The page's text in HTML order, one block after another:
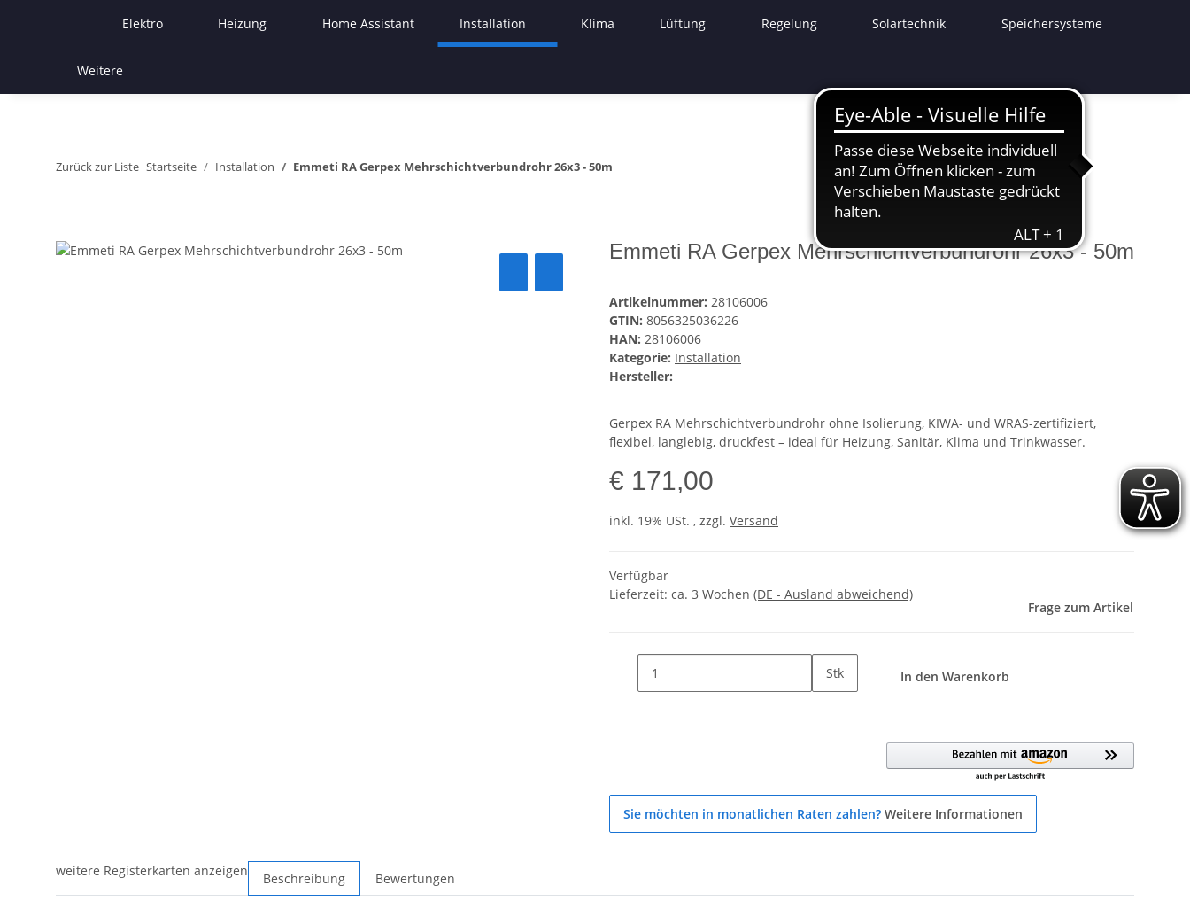
Elektro Heizung Home Assistant Installation Klima Lüftung Regelung Solartechnik Speichersysteme
Weitere
Zurück zur Liste Startseite Installation Emmeti RA Gerpex Mehrschichtverbundrohr 26x3 - 50m
Emmeti RA Gerpex Mehrschichtverbundrohr 26x3 - 50m
Artikelnummer: 28106006
GTIN: 8056325036226
HAN: 28106006
Kategorie: Installation
Hersteller:
Gerpex RA Mehrschichtverbundrohr ohne Isolierung, KIWA- und WRAS-zertifiziert,
flexibel, langlebig, druckfest – ideal für Heizung, Sanitär, Klima und Trinkwasser.
€ 171,00
inkl. 19% USt. , zzgl. Versand
Verfügbar
Lieferzeit: ca. 3 Wochen (DE - Ausland abweichend)
Frage zum Artikel
Stk In den Warenkorb
Sie möchten in monatlichen Raten zahlen? Weitere Informationen
weitere Registerkarten anzeigen Beschreibung Bewertungen